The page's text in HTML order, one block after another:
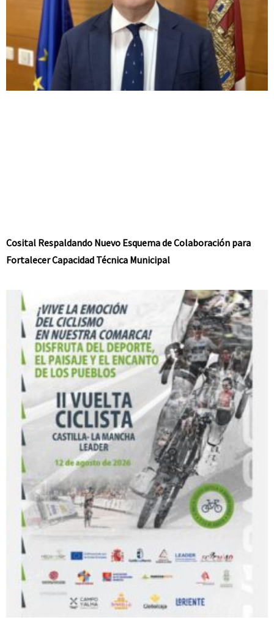
Cosital Respaldando Nuevo Esquema de Colaboración para
Fortalecer Capacidad Técnica Municipal